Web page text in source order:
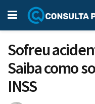
Sofreu
Saiba como
INSS